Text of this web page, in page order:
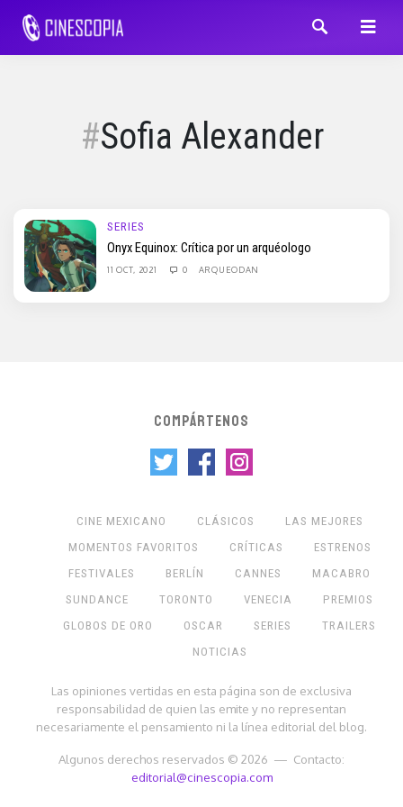
Sofia Alexander
SERIES
Onyx Equinox: Crítica por un arquéologo
11 OCT, 2021 0 ARQUEODAN
COMPÁRTENOS
CINE MEXICANO CLÁSICOS
LAS MEJORES
MOMENTOS FAVORITOS
CRÍTICAS
ESTRENOS
FESTIVALES
BERLÍN CANNES
MACABRO
SUNDANCE
TORONTO VENECIA
PREMIOS
GLOBOS DE ORO
OSCAR SERIES
TRAILERS
NOTICIAS
Las opiniones vertidas en esta página son de exclusiva
responsabilidad de quien las emite y no representan
necesariamente el pensamiento ni la línea editorial del blog.
Algunos derechos reservados © 2026 — Contacto:
editorial@cinescopia.com